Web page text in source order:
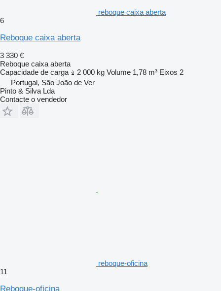
reboque caixa aberta
6
Reboque caixa aberta
3 330 €
Reboque caixa aberta
Capacidade de carga
2 000 kg Volume 1,78 m³ Eixos 2
Portugal, São João de Ver
Pinto & Silva Lda
Contacte o vendedor
reboque-oficina
11
Reboque-oficina